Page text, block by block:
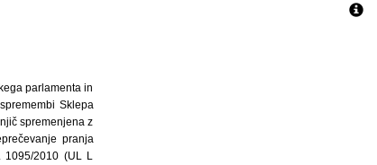
parlamenta in
Sklepa
spremenjena z
pranja
1095/2010 (UL L